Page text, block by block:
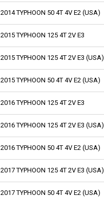
2014 TYPHOON 50 4T 4V E2 (USA)
2015 TYPHOON 125 4T 2V E3
2015 TYPHOON 125 4T 2V E3 (USA)
2015 TYPHOON 50 4T 4V E2 (USA)
2016 TYPHOON 125 4T 2V E3
2016 TYPHOON 125 4T 2V E3 (USA)
2016 TYPHOON 50 4T 4V E2 (USA)
2017 TYPHOON 125 4T 2V E3 (USA)
2017 TYPHOON 50 4T 4V E2 (USA)